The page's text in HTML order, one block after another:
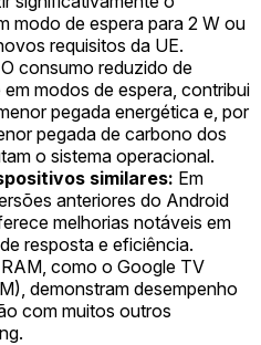
modo de espera para 2 W ou
requisitos da UE.
O consumo reduzido de
modos de espera, contribui
pegada energética e, por
pegada de carbono dos
o sistema operacional.
similares: Em
anteriores do Android
melhorias notáveis em
resposta e eficiência.
como o Google TV
demonstram desempenho
com muitos outros